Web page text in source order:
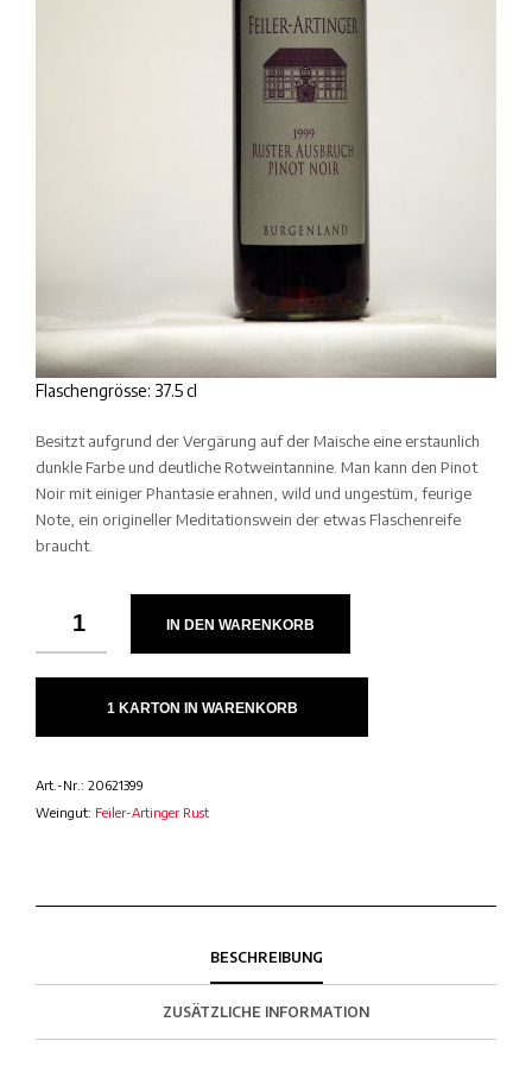
Flaschengrösse: 37.5 cl
Besitzt aufgrund der Vergärung auf der Maische eine erstaunlich
dunkle Farbe und deutliche Rotweintannine. Man kann den Pinot
Noir mit einiger Phantasie erahnen, wild und ungestüm, feurige
Note, ein origineller Meditationswein der etwas Flaschenreife
braucht.
IN DEN WARENKORB
1 KARTON IN WARENKORB
Art.-Nr.: 20621399
Weingut: Feiler-Artinger Rust
BESCHREIBUNG
ZUSÄTZLICHE INFORMATION